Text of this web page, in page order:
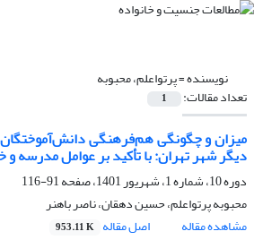
نویسنده =پرتواعلم، محبوبه
تعداد مقالات: 1
میزان و چگونگی هم‌فرهنگی
دیگر شهر تهران: با تأکید بر عوامل مدرسه و
دوره 10، شماره 1، شهریور 1401، صفحه
91-116
محبوبه پرتواعلم، حسین دهقان، ناصر باهنر
مشاهده مقاله
اصل مقاله 953.11 K